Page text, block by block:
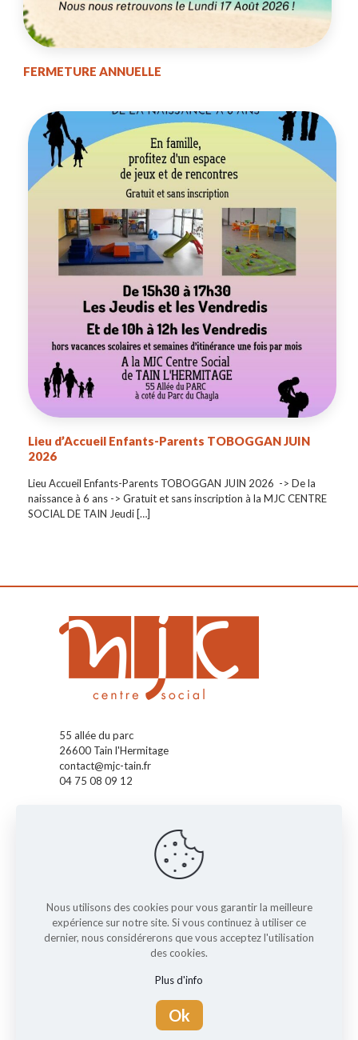
FERMETURE ANNUELLE
Lieu d’Accueil Enfants-Parents TOBOGGAN JUIN
2026
Lieu Accueil Enfants-Parents TOBOGGAN JUIN 2026 -> De la
naissance à 6 ans -> Gratuit et sans inscription à la MJC CENTRE
SOCIAL DE TAIN Jeudi […]
55 allée du parc
26600 Tain l'Hermitage
contact@mjc-tain.fr
04 75 08 09 12
Nos actus
Nous utilisons des cookies pour vous garantir la meilleure
expérience sur notre site. Si vous continuez à utiliser ce
dernier, nous considérerons que vous acceptez l'utilisation
des cookies.
Plus d'info
Ok